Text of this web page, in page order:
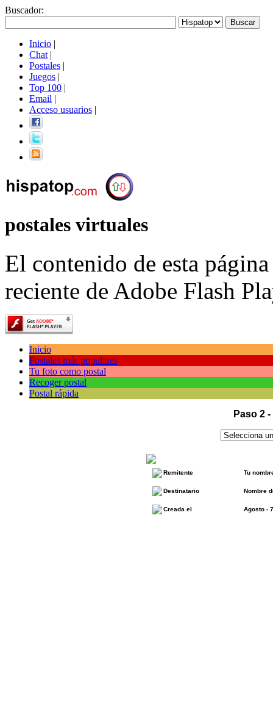
Buscador:
Inicio |
Chat |
Postales |
Juegos |
Top 100 |
Email |
Acceso usuarios |
postales virtuales
El contenido de esta
reciente de Adobe Flash
Inicio
Postales más populares
Tu foto como postal
Recoger postal
Postal rápida
Paso 2
Remitente Tu
Destinatario Nombre
Creada el Agosto -